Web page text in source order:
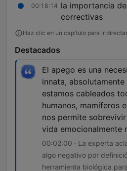
00:18:14 la importancia
correctivas
Haz clic en un capítulo para ir
Destacados
El apego es una
innata,
estamos cableados
humanos, mamíferos
nos permite
vida emocionalmente
00:02:00 · La experta
algo negativo por
herramienta biológica